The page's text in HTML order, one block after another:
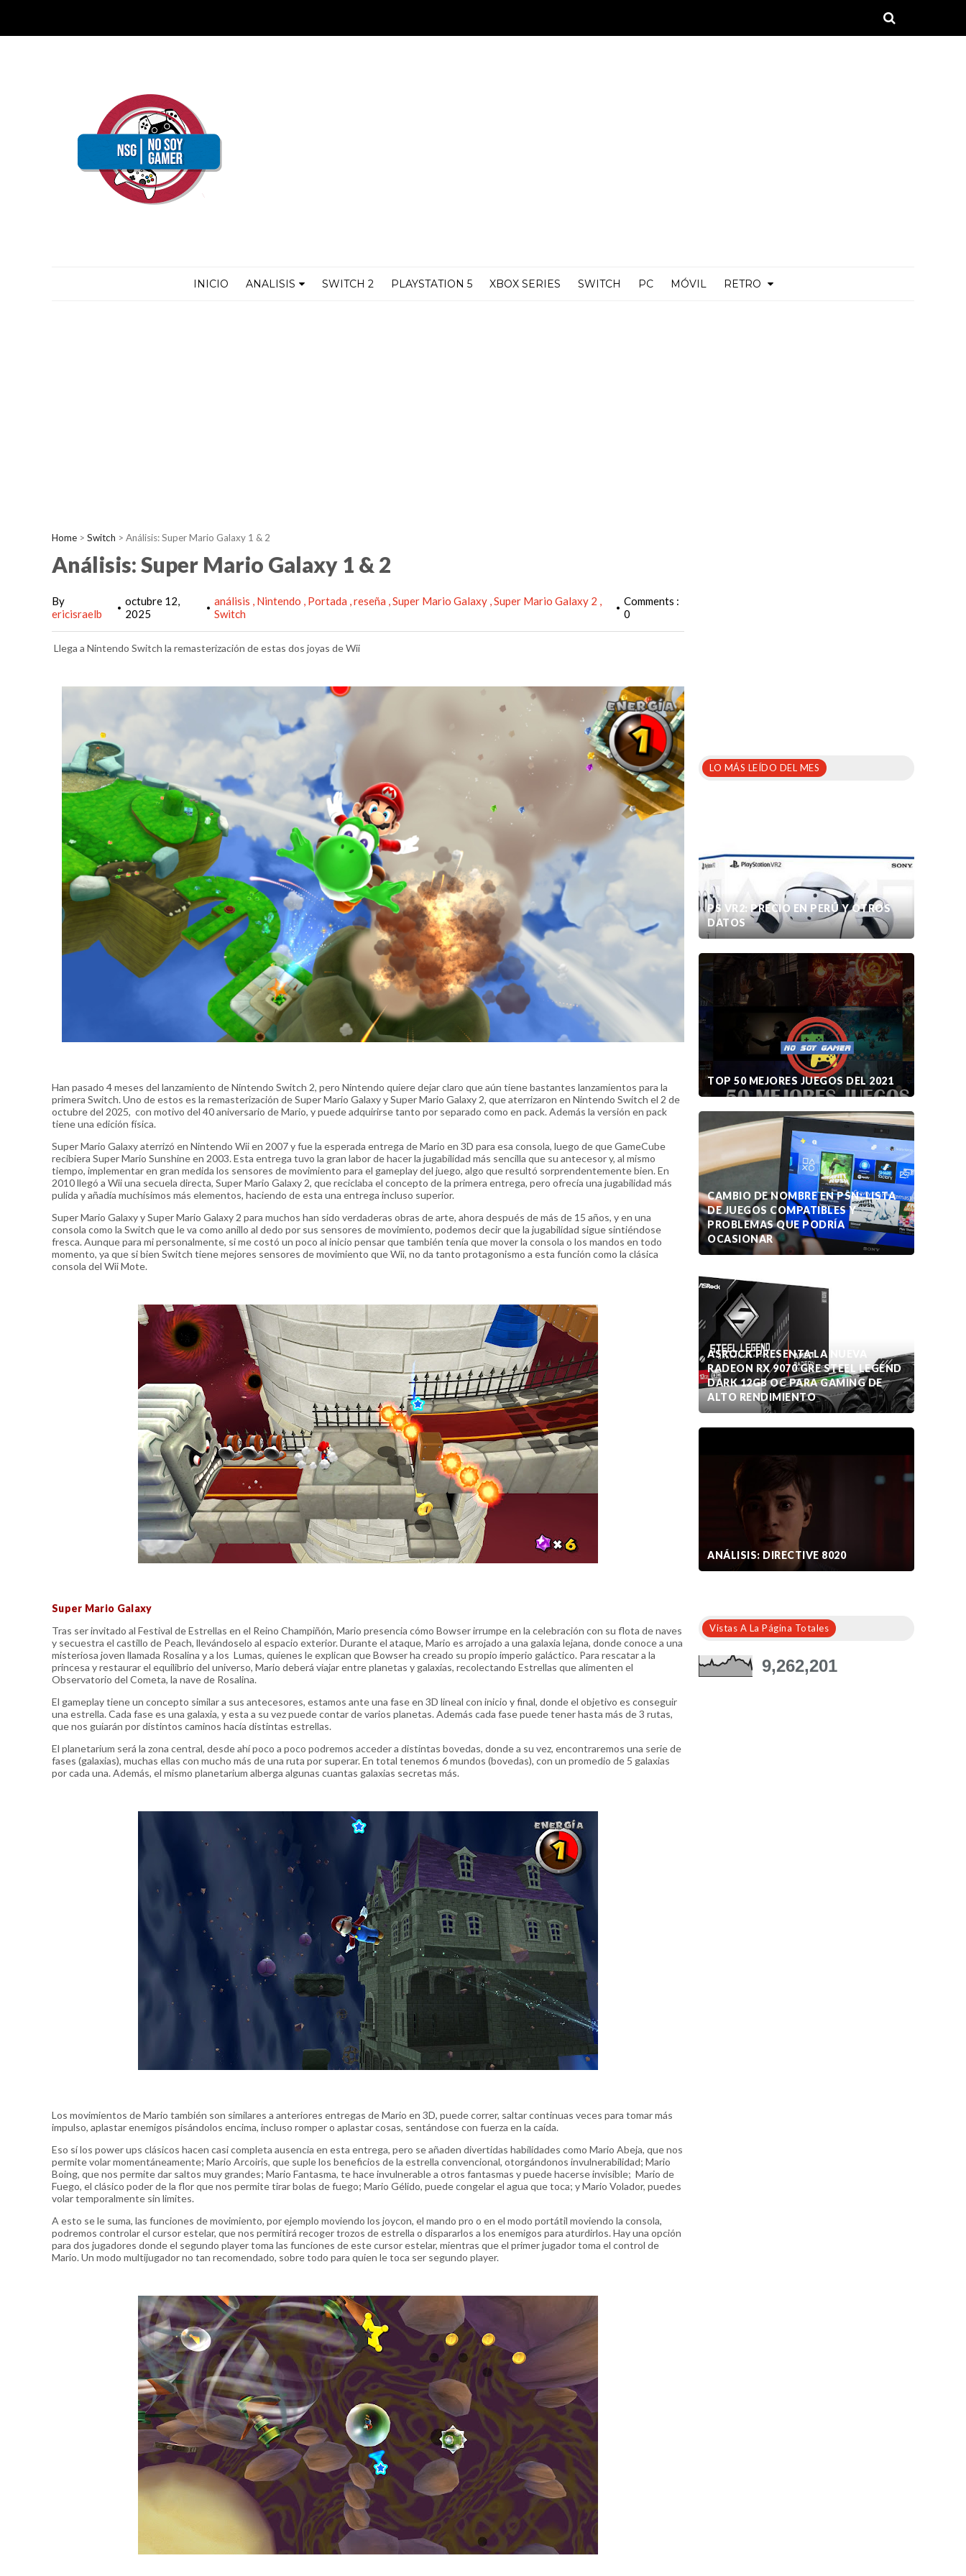
INICIO ANALISIS SWITCH 2 PLAYSTATION 5 XBOX SERIES SWITCH PC MÓVIL RETRO
Home > Switch > Análisis: Super Mario Galaxy 1 & 2
Análisis: Super Mario Galaxy 1 & 2
By
ericisraelb
• octubre 12,
2025
• análisis Nintendo Portada reseña Super Mario Galaxy Super Mario Galaxy 2
Switch
• Comments :
0
Llega a Nintendo Switch la remasterización de estas dos joyas de Wii
Han pasado 4 meses del lanzamiento de Nintendo Switch 2, pero Nintendo quiere dejar claro que aún tiene bastantes lanzamientos para la
primera Switch. Uno de estos es la remasterización de Super Mario Galaxy y Super Mario Galaxy 2, que aterrizaron en Nintendo Switch el 2 de
octubre del 2025, con motivo del 40 aniversario de Mario, y puede adquirirse tanto por separado como en pack. Además la versión en pack
tiene una edición física.
Super Mario Galaxy aterrizó en Nintendo Wii en 2007 y fue la esperada entrega de Mario en 3D para esa consola, luego de que GameCube
recibiera Super Mario Sunshine en 2003. Esta entrega tuvo la gran labor de hacer la jugabilidad más sencilla que su antecesor y, al mismo
tiempo, implementar en gran medida los sensores de movimiento para el gameplay del juego, algo que resultó sorprendentemente bien. En
2010 llegó a Wii una secuela directa, Super Mario Galaxy 2, que reciclaba el concepto de la primera entrega, pero ofrecía una jugabilidad más
pulida y añadía muchísimos más elementos, haciendo de esta una entrega incluso superior.
Super Mario Galaxy y Super Mario Galaxy 2 para muchos han sido verdaderas obras de arte, ahora después de más de 15 años, y en una
consola como la Switch que le va como anillo al dedo por sus sensores de movimiento, podemos decir que la jugabilidad sigue sintiéndose
fresca. Aunque para mi personalmente, si me costó un poco al inicio pensar que también tenía que mover la consola o los mandos en todo
momento, ya que si bien Switch tiene mejores sensores de movimiento que Wii, no da tanto protagonismo a esta función como la clásica
consola del Wii Mote.
Super Mario Galaxy
Tras ser invitado al Festival de Estrellas en el Reino Champiñón, Mario presencia cómo Bowser irrumpe en la celebración con su flota de naves
y secuestra el castillo de Peach, llevándoselo al espacio exterior. Durante el ataque, Mario es arrojado a una galaxia lejana, donde conoce a una
misteriosa joven llamada Rosalina y a los Lumas, quienes le explican que Bowser ha creado su propio imperio galáctico. Para rescatar a la
princesa y restaurar el equilibrio del universo, Mario deberá viajar entre planetas y galaxias, recolectando Estrellas que alimenten el
Observatorio del Cometa, la nave de Rosalina.
El gameplay tiene un concepto similar a sus antecesores, estamos ante una fase en 3D lineal con inicio y final, donde el objetivo es conseguir
una estrella. Cada fase es una galaxia, y esta a su vez puede contar de varios planetas. Además cada fase puede tener hasta más de 3 rutas,
que nos guiarán por distintos caminos hacía distintas estrellas.
El planetarium será la zona central, desde ahí poco a poco podremos acceder a distintas bovedas, donde a su vez, encontraremos una serie de
fases (galaxias), muchas ellas con mucho más de una ruta por superar. En total tenemos 6 mundos (bovedas), con un promedio de 5 galaxias
por cada una. Además, el mismo planetarium alberga algunas cuantas galaxias secretas más.
Los movimientos de Mario también son similares a anteriores entregas de Mario en 3D, puede correr, saltar continuas veces para tomar más
impulso, aplastar enemigos pisándolos encima, incluso romper o aplastar cosas, sentándose con fuerza en la caída.
Eso sí los power ups clásicos hacen casi completa ausencia en esta entrega, pero se añaden divertidas habilidades como Mario Abeja, que nos
permite volar momentáneamente; Mario Arcoiris, que suple los beneficios de la estrella convencional, otorgándonos invulnerabilidad; Mario
Boing, que nos permite dar saltos muy grandes; Mario Fantasma, te hace invulnerable a otros fantasmas y puede hacerse invisible; Mario de
Fuego, el clásico poder de la flor que nos permite tirar bolas de fuego; Mario Gélido, puede congelar el agua que toca; y Mario Volador, puedes
volar temporalmente sin limites.
A esto se le suma, las funciones de movimiento, por ejemplo moviendo los joycon, el mando pro o en el modo portátil moviendo la consola,
podremos controlar el cursor estelar, que nos permitirá recoger trozos de estrella o dispararlos a los enemigos para aturdirlos. Hay una opción
para dos jugadores donde el segundo player toma las funciones de este cursor estelar, mientras que el primer jugador toma el control de
Mario. Un modo multijugador no tan recomendado, sobre todo para quien le toca ser segundo player.
LO MÁS LEÍDO DEL MES
PS VR2: PRECIO EN PERÚ Y OTROS
DATOS
TOP 50 MEJORES JUEGOS DEL 2021
CAMBIO DE NOMBRE EN PSN: LISTA
DE JUEGOS COMPATIBLES Y
PROBLEMAS QUE PODRÍA
OCASIONAR
ASROCK PRESENTA LA NUEVA
RADEON RX 9070 GRE STEEL LEGEND
DARK 12GB OC PARA GAMING DE
ALTO RENDIMIENTO
ANÁLISIS: DIRECTIVE 8020
Vistas A La Página Totales
9,262,201